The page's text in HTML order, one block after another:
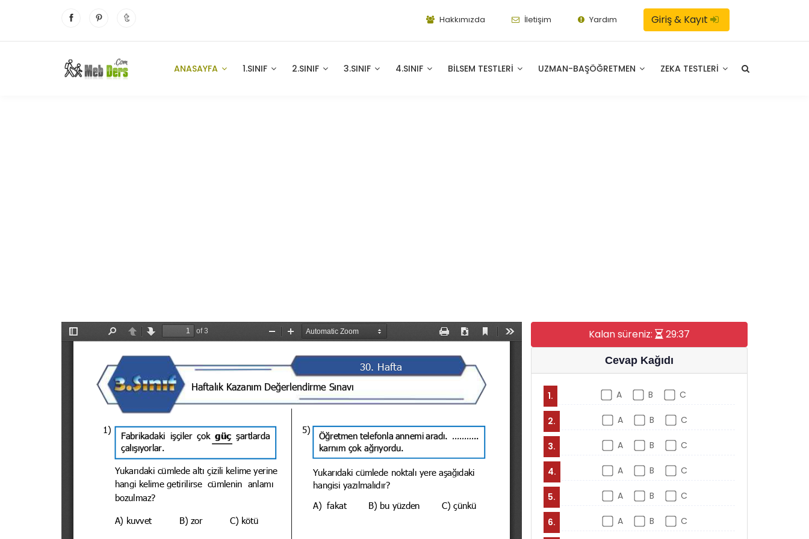
Hakkımızda İletişim Yardım Giriş & Kayıt
ANASAYFA 1.SINIF 2.SINIF 3.SINIF 4.SINIF BILSEM TESTLERI UZMAN-BAŞÖĞRETMEN ZEKA TESTLERI
Kalan süreniz: 29:36
Cevap Kağıdı
1. A B C
2. A B C
3. A B C
4. A B C
5. A B C
6. A B C